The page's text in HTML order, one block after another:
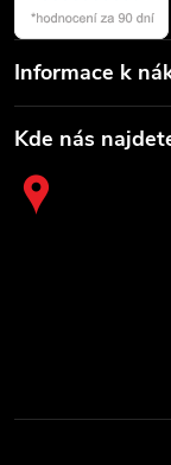
Informace k
Kde nás